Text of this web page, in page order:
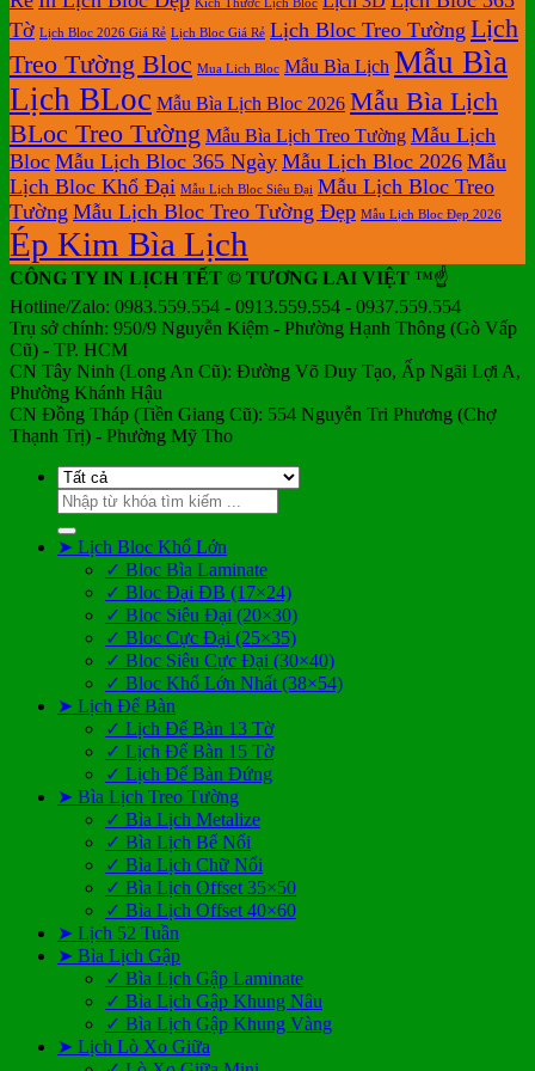
Kích Thước Lịch Bloc
Tờ Lịch Bloc 2026 Giá Rẻ Lịch Bloc Giá Rẻ Lịch Bloc Treo Tường Lịch
Treo Tường Bloc Mua Lich Bloc Mẫu Bìa Lịch Mẫu Bìa
Lịch BLoc Mẫu Bìa Lịch Bloc 2026 Mẫu Bìa Lịch
BLoc Treo Tường Mẫu Bìa Lịch Treo Tường Mẫu Lịch
Bloc Mẫu Lịch Bloc 365 Ngày Mẫu Lịch Bloc 2026 Mẫu
Lịch Bloc Khổ Đại Mẫu Lịch Bloc Siêu Đại Mẫu Lịch Bloc Treo
Tường Mẫu Lịch Bloc Treo Tường Đẹp Mẫu Lịch Bloc Đẹp 2026
Ép Kim Bìa Lịch
CÔNG TY IN LỊCH TẾT © TƯƠNG LAI VIỆT ™☝️
Hotline/Zalo: 0983.559.554 - 0913.559.554 - 0937.559.554
Trụ sở chính: 950/9 Nguyễn Kiệm - Phường Hạnh Thông (Gò Vấp
Cũ) - TP. HCM
CN Tây Ninh (Long An Cũ): Đường Võ Duy Tạo, Ấp Ngãi Lợi A,
Phường Khánh Hậu
CN Đồng Tháp (Tiền Giang Cũ): 554 Nguyễn Tri Phương (Chợ
Thạnh Trị) - Phường Mỹ Tho
Tìm
kiếm:
➤ Lịch Bloc Khổ Lớn
✓ Bloc Bìa Laminate
✓ Bloc Đại ĐB (17×24)
✓ Bloc Siêu Đại (20×30)
✓ Bloc Cực Đại (25×35)
✓ Bloc Siêu Cực Đại (30×40)
✓ Bloc Khổ Lớn Nhất (38×54)
➤ Lịch Để Bàn
✓ Lịch Để Bàn 13 Tờ
✓ Lịch Để Bàn 15 Tờ
✓ Lịch Để Bàn Đứng
➤ Bìa Lịch Treo Tường
✓ Bìa Lịch Metalize
✓ Bìa Lịch Bế Nổi
✓ Bìa Lịch Chữ Nổi
✓ Bìa Lịch Offset 35×50
✓ Bìa Lịch Offset 40×60
➤ Lịch 52 Tuần
➤ Bìa Lịch Gập
✓ Bìa Lịch Gập Laminate
✓ Bìa Lịch Gập Khung Nâu
✓ Bìa Lịch Gập Khung Vàng
➤ Lịch Lò Xo Giữa